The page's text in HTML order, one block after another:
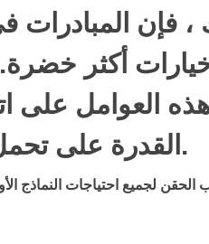
فإن المبادرات
أكثر
العوامل على
القدرة على تحمل التكاليف مع المسؤولية البيئية.
لجميع احتياجات النماذج